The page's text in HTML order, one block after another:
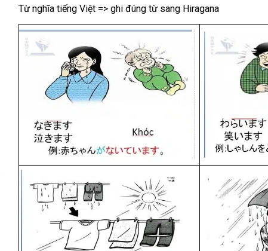
Từ nghĩa tiếng Việt => ghi đúng từ sang Hiragana